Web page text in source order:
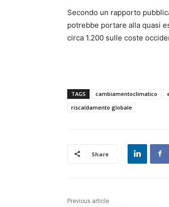
Secondo un rapporto
potrebbe portare alla quasi
circa 1.200 sulle coste
TAGS cambiamentoclimatico
riscaldamento globale
Share
Previous article